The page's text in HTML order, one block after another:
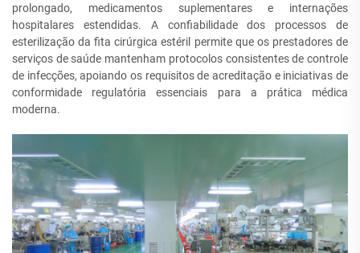
prolongado, medicamentos suplementares e internações
hospitalares estendidas. A confiabilidade dos processos de
esterilização da fita cirúrgica estéril permite que os prestadores de
serviços de saúde mantenham protocolos consistentes de controle
de infecções, apoiando os requisitos de acreditação e iniciativas de
conformidade regulatória essenciais para a prática médica
moderna.